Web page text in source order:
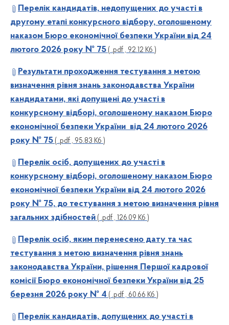
Перелік кандидатів, недопущених до участі в
другому етапі конкурсного відбору, оголошеному
наказом Бюро економічної безпеки України від 24
лютого 2026 року № 75 ( .pdf , 92.12 Кб )
Результати проходження тестування з метою
визначення рівня знань законодавства України
кандидатами, які допущені до участі в
конкурсному відборі, оголошеному наказом Бюро
економічної безпеки України від 24 лютого 2026
року № 75 ( .pdf , 95.83 Кб )
Перелік осіб, допущених до участі в
конкурсному відборі, оголошеному наказом Бюро
економічної безпеки України від 24 лютого 2026
року № 75, до тестування з метою визначення рівня
загальних здібностей ( .pdf , 126.09 Кб )
Перелік осіб, яким перенесено дату та час
тестування з метою визначення рівня знань
законодавства України, рішення Першої кадрової
комісії Бюро економічної безпеки України від 25
березня 2026 року № 4 ( .pdf , 60.66 Кб )
Перелік кандидатів, допущених до участі в